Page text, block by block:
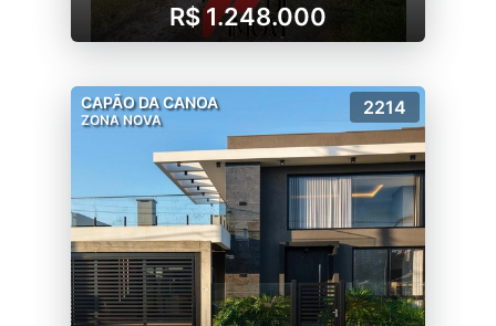
R$ 1.248.000
CAPÃO DA CANOA
ZONA NOVA
2214